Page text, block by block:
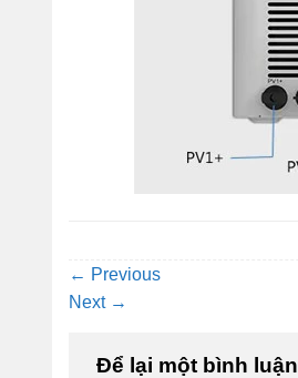
← Previous
Next →
Để lại một bình luận